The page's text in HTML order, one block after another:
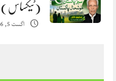
(ٹیکساس)
اگست 5, 2026